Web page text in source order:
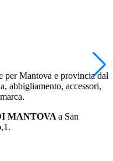
per Mantova e provincia dal
abbigliamento, accessori,
MANTOVA a San